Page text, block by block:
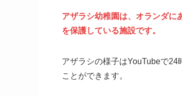
アザラシ幼稚園は、オランダに
を保護している施設です。
アザラシの様子はYouTubeで
ことができます。